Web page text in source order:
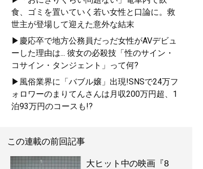
えるか？』
食、ゴミを置いていく若い女性と口論に。救
世主が登場して迎えた意外な結末
▶慶応卒で地方公務員だっだ女性がAVデビュ
ーした理由は... 彼女の必殺技「性のサイン・
コサイン・タンジェント」って何?
▶風俗業界に「バブル嬢」出現!SNSで24万フ
ォロワーのまりてんさんは月収200万円超、1
泊93万円のコースも!?
この連載の前回記事
大ヒット中の映画『8